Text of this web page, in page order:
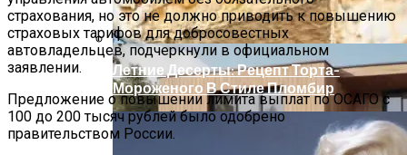
Летние Десерты: Рецепт Торта-
Мороженого В Стиле Пломбир
страхования, но это не должно приводить к повышению
страховых тарифов для добросовестных
автовладельцев, подчеркнули в официальном
заявлении.
Предложение о повышении лимита выплат по ОСАГО с
100 до 200 тысяч рублей было одобрено
правительством России.